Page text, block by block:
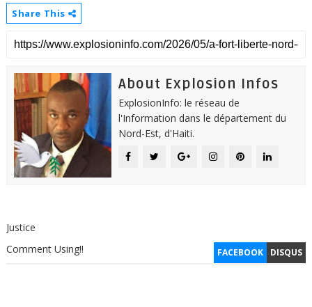
Share This
About Explosion Infos
ExplosionInfo: le réseau de
l'Information dans le département du
Nord-Est, d'Haiti.
Justice
FACEBOOK DISQUS
Comment Using!!